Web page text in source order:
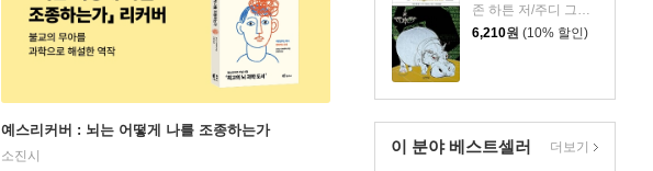
존 하튼 저/주디 그로브스 그림/류현 역
6,210원 (10% 할인)
이 분야 베스트셀러 더보기
예스리커버 : 뇌는 어떻게 나를 조종하는가
소진시